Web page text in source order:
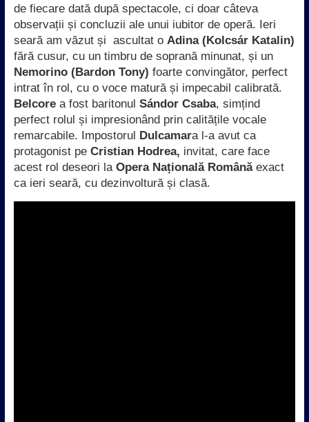
de fiecare dată după spectacole, ci doar câteva
observații și concluzii ale unui iubitor de operă. Ieri
seară am văzut și ascultat o Adina (Kolcsár Katalin)
fără cusur, cu un timbru de soprană minunat, și un
Nemorino (Bardon Tony) foarte convingător, perfect
intrat în rol, cu o voce matură și impecabil calibrată.
Belcorea fost baritonul Sándor Csaba, simțind
perfect rolul și impresionând prin calitățile vocale
remarcabile. Impostorul Dulcamara l-a avut ca
protagonist pe Cristian Hodrea, invitat, care face
acest rol deseori la Opera Națională Română exact
ca ieri seară, cu dezinvoltură și clasă.